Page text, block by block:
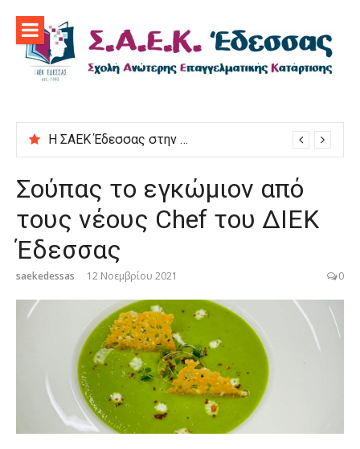
περιεχόμενο
Η ΣΑΕΚ Έδεσσας στην εκδήλωση “Μαγειρεύουμε στις ρίζες μας”
Σούπας το εγκώμιον από
τους νέους Chef του ΔΙΕΚ
Έδεσσας
saekedessas 12 Νοεμβρίου 2021 0